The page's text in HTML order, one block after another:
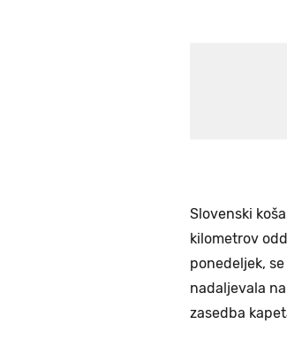
Slovenski
kilometrov
ponedeljek,
nadaljevala
zasedba